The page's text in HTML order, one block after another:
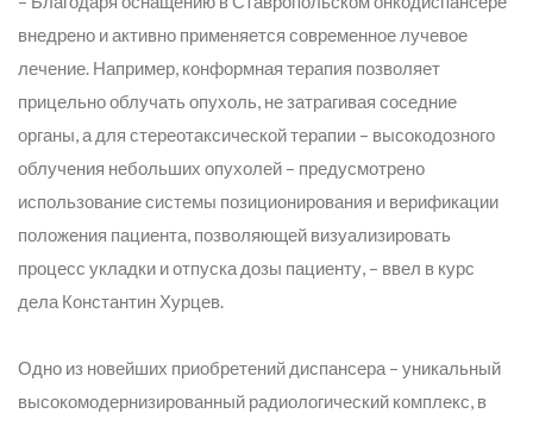
внедрено и активно применяется современное лучевое
лечение. Например, конформная терапия позволяет
прицельно облучать опухоль, не затрагивая соседние
органы, а для стереотаксической терапии – высокодозного
облучения небольших опухолей – предусмотрено
использование системы позиционирования и верификации
положения пациента, позволяющей визуализировать
процесс укладки и отпуска дозы пациенту, – ввел в курс
дела Константин Хурцев.
Одно из новейших приобретений диспансера – уникальный
высокомодернизированный радиологический комплекс, в